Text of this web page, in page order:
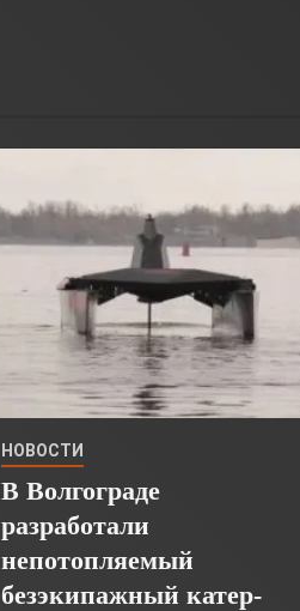
НОВОСТИ
В Волгограде
разработали
непотопляемый
безэкипажный катер-